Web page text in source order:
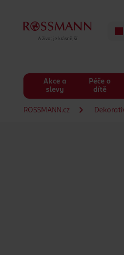
Akce a
slevy
Péče o
dítě
ROSSMANN.cz